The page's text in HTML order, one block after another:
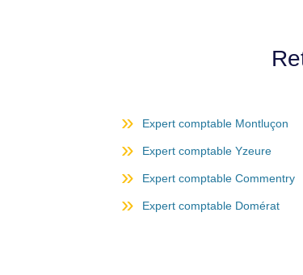
Expert comptable Montluçon
Expert comptable Yzeure
Expert comptable Commentry
Expert comptable Domérat